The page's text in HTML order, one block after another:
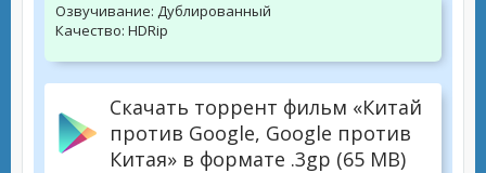
Озвучивание: Дублированный
Качество: HDRip
Скачать торрент фильм «Китай
против Google, Google против
Китая» в формате .3gp (65 MB)